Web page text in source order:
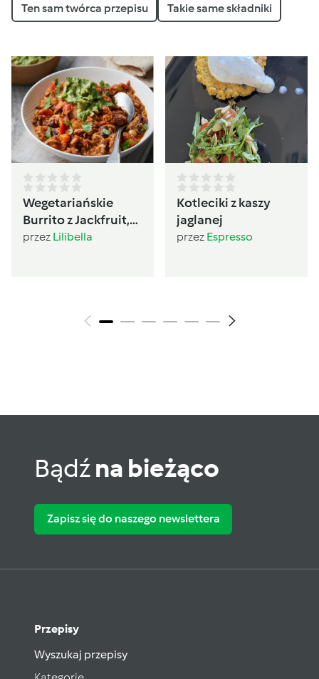
Ten sam twórca przepisu Takie same składniki
Wegetariańskie
Burrito z Jackfruit,
czerwoną fasolą i
przez Lilibella
Kotleciki z kaszy
jaglanej
przez Espresso
Bądźna bieżąco
Zapisz się do naszego newslettera
Przepisy
Wyszukaj przepisy